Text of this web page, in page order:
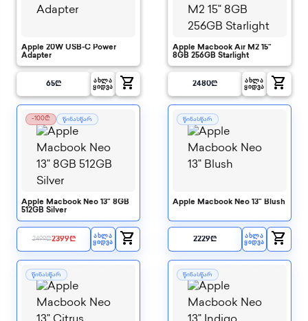
Apple 20W USB-C Power
Adapter
65₾
ᲐᲮᲚᲐ
ᲧᲘᲓᲕᲐ
shopping_cart
Apple Macbook Air M2 15"
8GB 256GB Starlight
2480₾
ᲐᲮᲚᲐ
ᲧᲘᲓᲕᲐ
shopping_cart
-100₾ წინასწარ
Apple Macbook Neo 13" 8GB
512GB Silver
2499₾2399₾
ᲐᲮᲚᲐ
ᲧᲘᲓᲕᲐ
shopping_cart
წინასწარ
Apple Macbook Neo 13" Blush
2229₾
ᲐᲮᲚᲐ
ᲧᲘᲓᲕᲐ
shopping_cart
წინასწარ წინასწარ